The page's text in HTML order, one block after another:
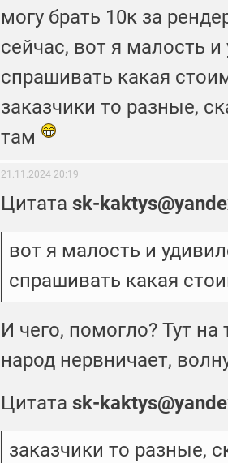
могу брать 10к за
сейчас, вот я малость
спрашивать какая
заказчики то разные,
там
21.11.2024 20:19
Цитата sk-
вот я малость и
спрашивать какая
И чего, помогло? Тут на
народ нервничает,
Цитата sk-
заказчики то разные,